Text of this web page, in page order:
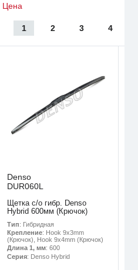
Цена
1 2 3 4
Denso
DUR060L
Щетка с/о гибр. Denso
Hybrid 600мм (Крючок)
Тип: Гибридная
Крепление: Hook 9x3mm
(Крючок), Hook 9x4mm (Крючок)
Длина 1, мм: 600
Серия: Denso Hybrid